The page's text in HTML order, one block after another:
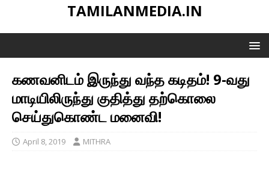
TAMILANMEDIA.IN
கணவனிடம் இருந்து வந்த கடிதம்! 9-வது
மாடியிலிருந்து குதித்து தற்கொலை
செய்துகொண்ட மனைவி!
April 8, 2019 MITHRA